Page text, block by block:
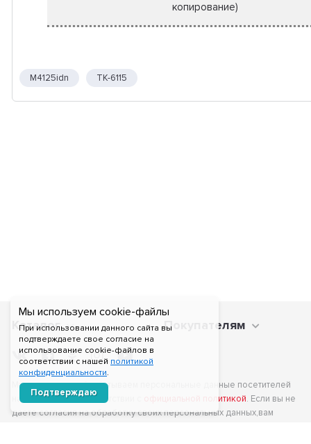
Мы используем cookie-файлы
При использовании данного сайта вы
подтверждаете свое согласие на
использование cookie-файлов в
соответствии с нашей политикой
конфиденциальности.
Подтверждаю
копирование)
M4125idn TK-6115
Каталог Покупателям
Мы получаем и обрабатываем персональные данные посетителей
нашего сайта в соответствии с
официальной политикой. Если вы не
даете согласия на обработку своих персональных данных,вам